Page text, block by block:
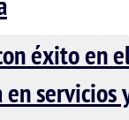
éxito en
servicios